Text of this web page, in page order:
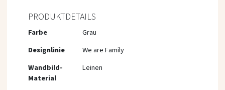
PRODUKTDETAILS
Mehr
Farbe
Grau
Designlinie
We are Family
Wandbild-
Material
Leinen